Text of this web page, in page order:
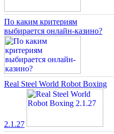
По каким критериям
выбирается онлайн-казино?
Real Steel World Robot Boxing
2.1.27